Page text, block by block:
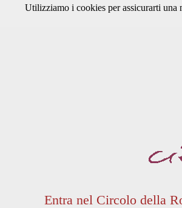
Entra nel Circolo della
Utilizziamo i cookies per assicurarti una